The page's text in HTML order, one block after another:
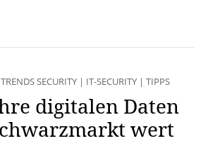
TRENDS SECURITY | IT-SECURITY | TIPPS
digitalen Daten
wert